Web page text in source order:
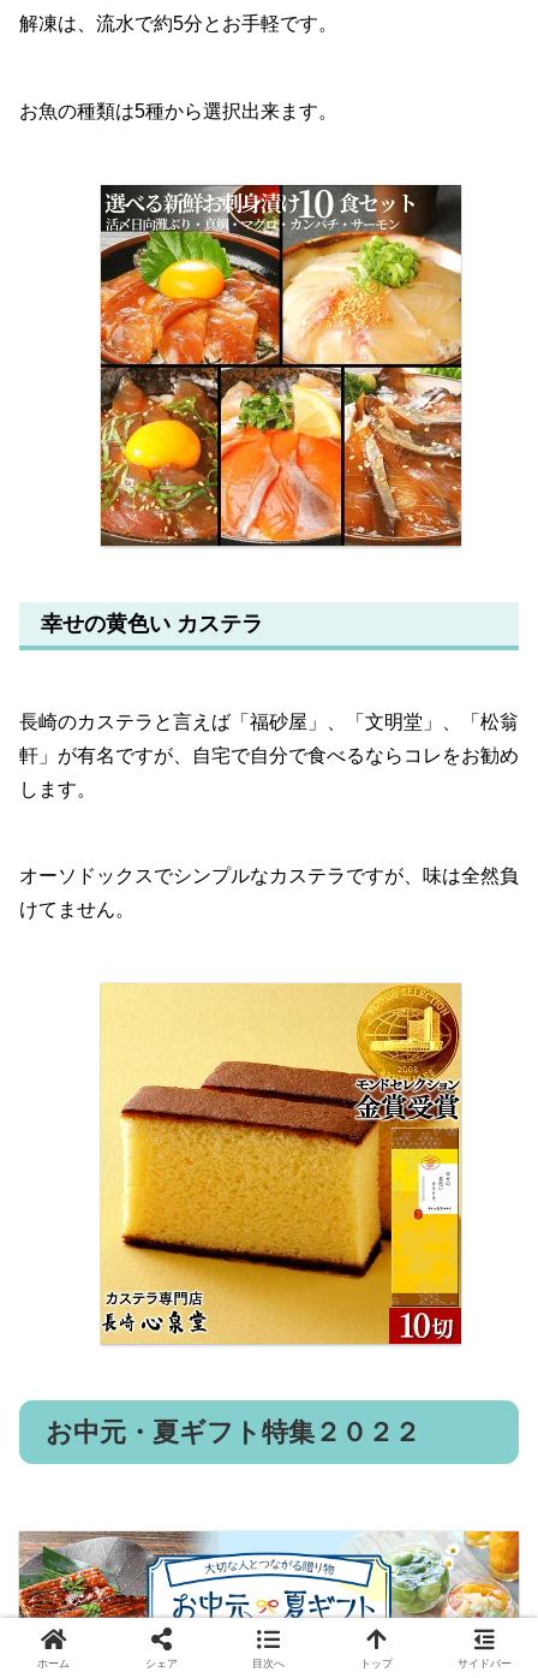
解凍は、流水で約5分とお手軽です。
お魚の種類は5種から選択出来ます。
幸せの黄色い カステラ
長崎のカステラと言えば「福砂屋」、「文明堂」、「松翁
軒」が有名ですが、自宅で自分で食べるならコレをお勧め
します。
オーソドックスでシンプルなカステラですが、味は全然負
けてません。
お中元・夏ギフト特集２０２２
ホーム シェア 目次へ トップ サイドバー